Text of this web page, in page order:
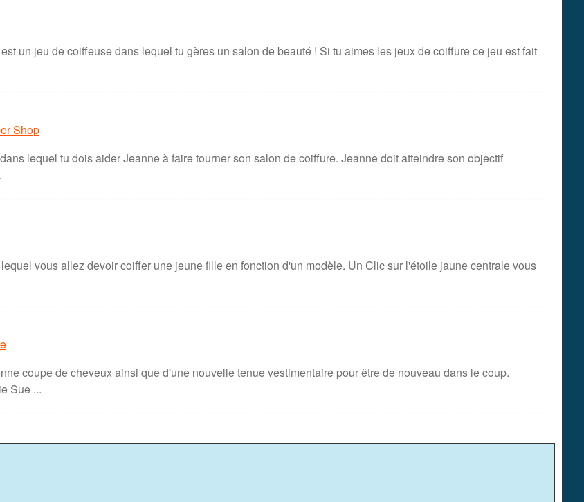
un jeu de coiffeuse dans lequel tu gères un salon de beauté ! Si tu aimes les jeux de coiffure ce jeu est fait
Shop
lequel tu dois aider Jeanne à faire tourner son salon de coiffure. Jeanne doit atteindre son objectif
vous allez devoir coiffer une jeune fille en fonction d'un modèle. Un Clic sur l'étoile jaune centrale vous
coupe de cheveux ainsi que d'une nouvelle tenue vestimentaire pour être de nouveau dans le coup.
Sue ...